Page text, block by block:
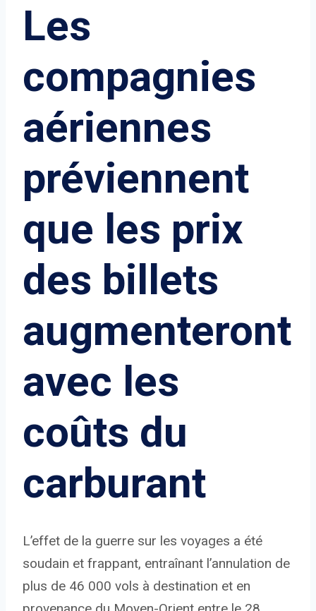
Les
compagnies
aériennes
préviennent
que les prix
des billets
augmenteront
avec les
coûts du
carburant
L’effet de la guerre sur les voyages a été
soudain et frappant, entraînant l’annulation de
plus de 46 000 vols à destination et en